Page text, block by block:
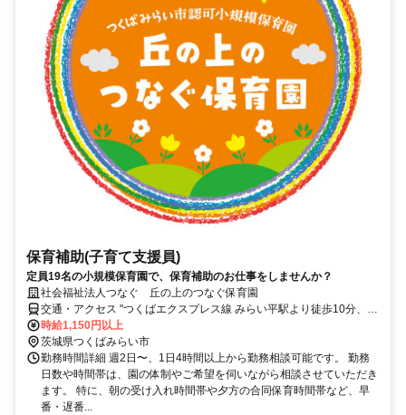
保育補助(子育て支援員)
定員19名の小規模保育園で、保育補助のお仕事をしませんか？
社会福祉法人つなぐ 丘の上のつなぐ保育園
交通・アクセス "つくばエクスプレス線 みらい平駅より徒歩10分、マ
イカー通勤OK 敷地内に従業員用駐車場完備
時給1,150円以上
茨城県つくばみらい市
勤務時間詳細 週2日〜、1日4時間以上から勤務相談可能です。 勤務
日数や時間帯は、園の体制やご希望を伺いながら相談させていただき
ます。 特に、朝の受け入れ時間帯や夕方の合同保育時間帯など、早
番・遅番...